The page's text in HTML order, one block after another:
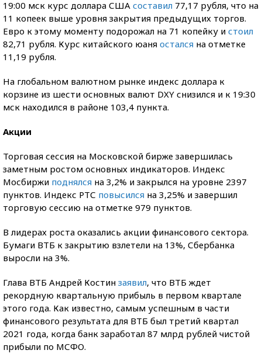
19:00 мск курс доллара США составил 77,17 рубля, что на
11 копеек выше уровня закрытия предыдущих торгов.
Евро к этому моменту подорожал на 71 копейку и стоил
82,71 рубля. Курс китайского юаня остался на отметке
11,19 рубля.
На глобальном валютном рынке индекс доллара к
корзине из шести основных валют DXY снизился и к 19:30
мск находился в районе 103,4 пункта.
Акции
Торговая сессия на Московской бирже завершилась
заметным ростом основных индикаторов. Индекс
Мосбиржи поднялся на 3,2% и закрылся на уровне 2397
пунктов. Индекс РТС повысился на 3,25% и завершил
торговую сессию на отметке 979 пунктов.
В лидерах роста оказались акции финансового сектора.
Бумаги ВТБ к закрытию взлетели на 13%, Сбербанка
выросли на 3%.
Глава ВТБ Андрей Костин заявил, что ВТБ ждет
рекордную квартальную прибыль в первом квартале
этого года. Как известно, самым успешным в части
финансового результата для ВТБ был третий квартал
2021 года, когда банк заработал 87 млрд рублей чистой
прибыли по МСФО.